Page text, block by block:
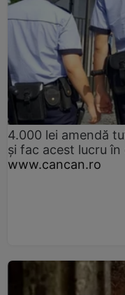
4.000 lei amendă
și fac acest lucru
www.cancan.ro